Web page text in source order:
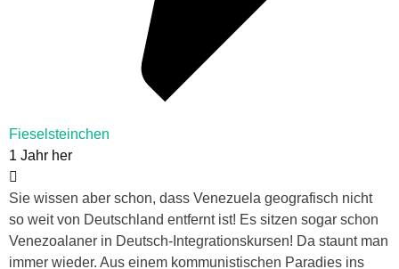
Fieselsteinchen
1 Jahr her
Sie wissen aber schon, dass Venezuela geografisch nicht
so weit von Deutschland entfernt ist! Es sitzen sogar schon
Venezoalaner in Deutsch-Integrationskursen! Da staunt man
immer wieder. Aus einem kommunistischen Paradies ins